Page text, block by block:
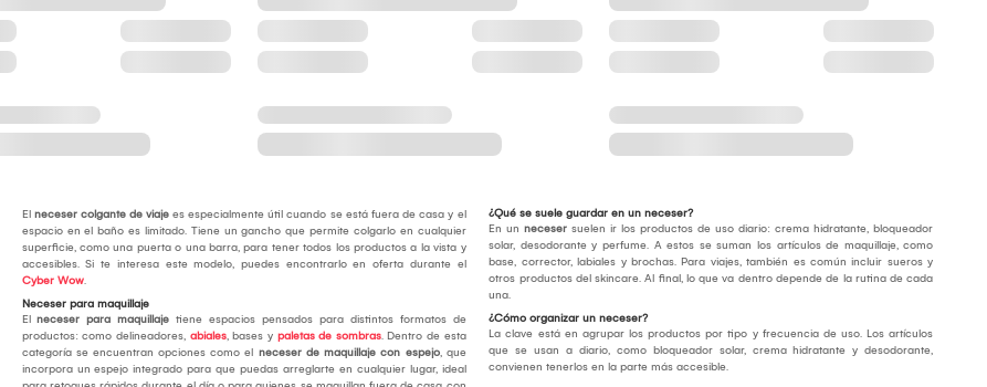
El neceser colgante de viajees especialmente útil cuando se está fuera de casa y el
espacio en el baño es limitado. Tiene un gancho que permite colgarlo en cualquier
superficie, como una puerta o una barra, para tener todos los productos a la vista y
accesibles. Si te interesa este modelo, puedes encontrarlo en oferta durante el
Cyber Wow.
Neceser para maquillaje
El neceser para maquillajetiene espacios pensados para distintos formatos de
productos: como delineadores, abiales, bases y paletas de sombras. Dentro de esta
categoría se encuentran opciones como el neceser de maquillaje con espejo, que
incorpora un espejo integrado para que puedas arreglarte en cualquier lugar, ideal
¿Qué se suele guardar en un neceser?
En unneceser suelen ir los productos de uso diario: crema hidratante, bloqueador
solar, desodorante y perfume. A estos se suman los artículos de maquillaje, como
base, corrector, labiales y brochas. Para viajes, también es común incluir sueros y
otros productos del skincare. Al final, lo que va dentro depende de la rutina de cada
una.
¿Cómo organizar un neceser?
La clave está en agrupar los productos por tipo y frecuencia de uso. Los artículos
que se usan a diario, como bloqueador solar, crema hidratante y desodorante,
convienen tenerlos en la parte más accesible.